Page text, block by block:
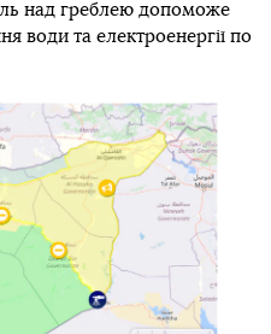
над греблею допоможе
води та електроенергії по